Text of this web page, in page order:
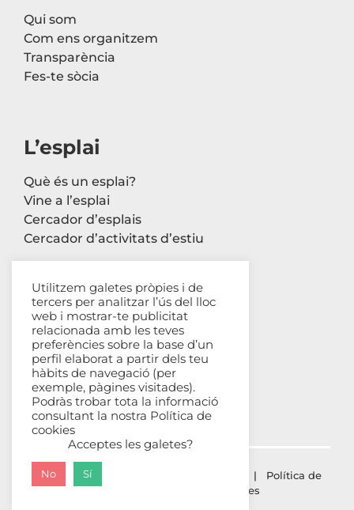
Qui som
Com ens organitzem
Transparència
Fes-te sòcia
L’esplai
Què és un esplai?
Vine a l’esplai
Cercador d’esplais
Cercador d’activitats d’estiu
Contacte
Carrer Avinyó, 44 2n
08002 Barcelona
93 302 61 03
esplac@esplac.cat
© ESPLAC Copyright | Política de
privacitat
Política de cookies
Utilitzem galetes pròpies i de
tercers per analitzar l’ús del lloc
web i mostrar-te publicitat
relacionada amb les teves
preferències sobre la base d’un
perfil elaborat a partir dels teu
hàbits de navegació (per
exemple, pàgines visitades).
Podràs trobar tota la informació
consultant la nostra Política de
cookies
Acceptes les galetes?
No Sí